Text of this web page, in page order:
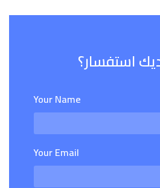
استفسار؟
Your Name
Your Email